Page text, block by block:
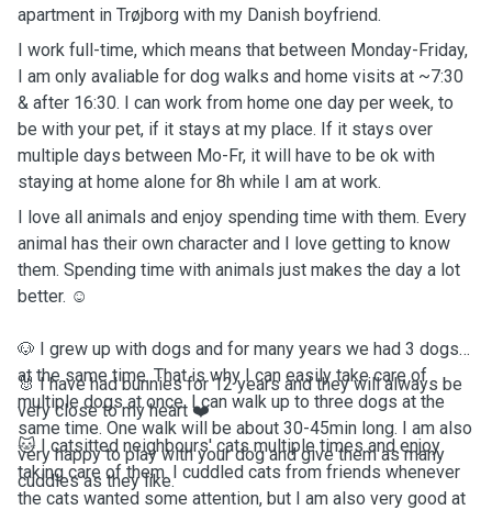
apartment in Trøjborg with my Danish boyfriend.
I work full-time, which means that between Monday-Friday,
I am only avaliable for dog walks and home visits at ~7:30
& after 16:30. I can work from home one day per week, to
be with your pet, if it stays at my place. If it stays over
multiple days between Mo-Fr, it will have to be ok with
staying at home alone for 8h while I am at work.
I love all animals and enjoy spending time with them. Every
animal has their own character and I love getting to know
them. Spending time with animals just makes the day a lot
better. ☺️
🐶 I grew up with dogs and for many years we had 3 dogs
at the same time. That is why I can easily take care of
multiple dogs at once. I can walk up to three dogs at the
same time. One walk will be about 30-45min long. I am also
very happy to play with your dog and give them as many
cuddles as they like.
🐰 I have had bunnies for 12 years and they will always be
very close to my heart ❤️
🐱 I catsitted neighbours' cats multiple times and enjoy
taking care of them. I cuddled cats from friends whenever
the cats wanted some attention, but I am also very good at